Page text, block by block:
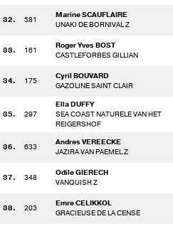
32. 581
Marine SCAUFLAIRE
UNAKI DE BORNIVAL Z
33. 161
Roger Yves BOST
CASTLEFORBES GILLIAN
34. 175
Cyril BOUVARD
GAZOLINE SAINT CLAIR
35. 297
Ella DUFFY
SEA COAST NATURELE VAN HET
REIGERSHOF
36. 633
Andres VEREECKE
JAZIRA VAN PAEMEL Z
37. 348
Odile GIERECH
VANQUISH Z
38. 203
Emre CELIKKOL
GRACIEUSE DE LA CENSE